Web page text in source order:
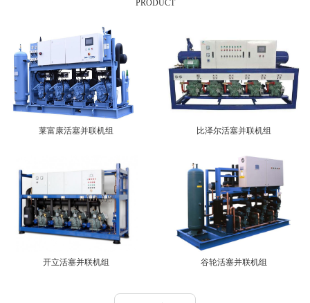
PRODUCT
莱富康活塞并联机组 比泽尔活塞并联机组
开立活塞并联机组 谷轮活塞并联机组